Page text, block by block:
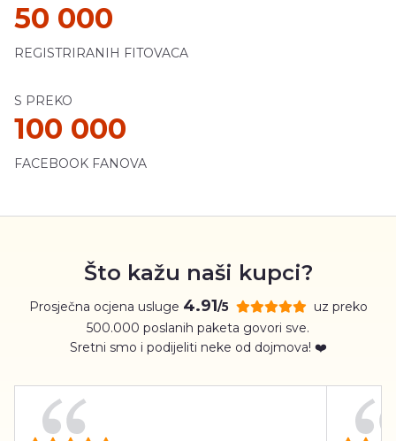
50 000
REGISTRIRANIH FITOVACA
S PREKO
100 000
FACEBOOK FANOVA
Što kažu naši kupci?
Prosječna ocjena usluge 4.91/5
uz preko
500.000 poslanih paketa govori sve.
Sretni smo i podijeliti neke od dojmova! ❤️